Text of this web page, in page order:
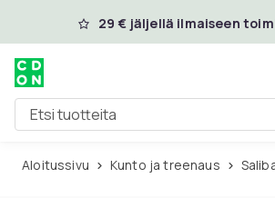
Ohita ja siirry pääsisältöön
29 € jäljellä ilmaiseen
Etsi tuotteita
Aloitussivu Kunto ja treenaus